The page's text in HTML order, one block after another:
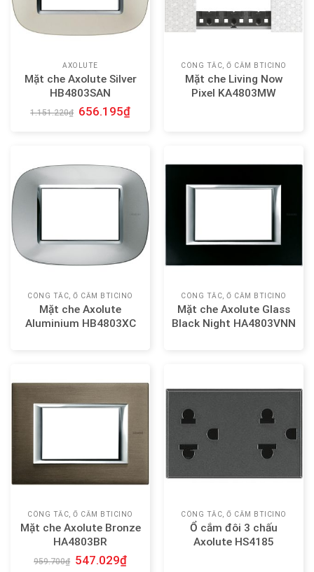
AXOLUTE
Mặt che Axolute Silver
HB4803SAN
1.151.220₫ 656.195₫
CÔNG TẮC, Ổ CẮM BTICINO
Mặt che Living Now
Pixel KA4803MW
CÔNG TẮC, Ổ CẮM BTICINO
Mặt che Axolute
Aluminium HB4803XC
CÔNG TẮC, Ổ CẮM BTICINO
Mặt che Axolute Glass
Black Night HA4803VNN
CÔNG TẮC, Ổ CẮM BTICINO
Mặt che Axolute Bronze
HA4803BR
959.700₫ 547.029₫
CÔNG TẮC, Ổ CẮM BTICINO
Ổ cắm đôi 3 chấu
Axolute HS4185